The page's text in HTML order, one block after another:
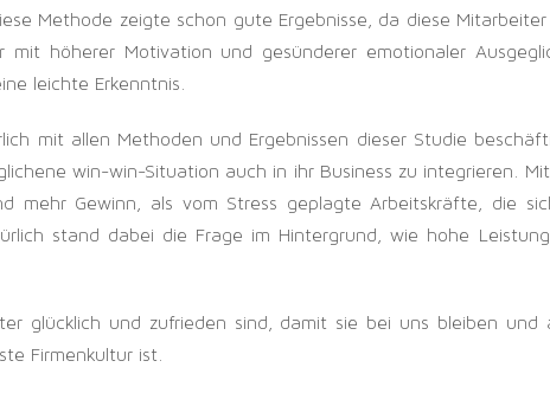
Methode zeigte schon gute Ergebnisse, da diese
mit höherer Motivation und gesünderer emotionaler
leichte Erkenntnis.
mit allen Methoden und Ergebnissen dieser Studie
win-win-Situation auch in ihr Business zu integrieren.
mehr Gewinn, als vom Stress geplagte Arbeitskräfte, die
stand dabei die Frage im Hintergrund, wie hohe
glücklich und zufrieden sind, damit sie bei uns bleiben
Firmenkultur ist.